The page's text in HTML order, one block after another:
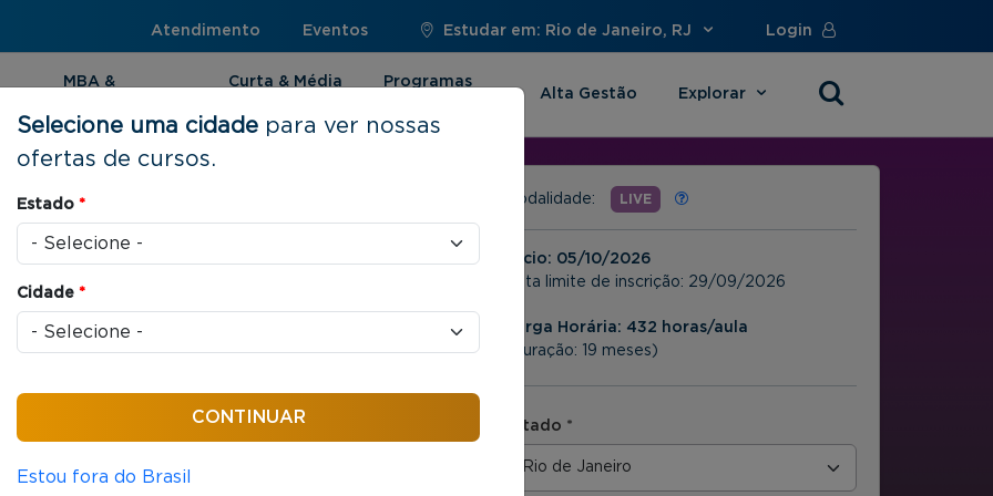
Atendimento Eventos Estudar em: Rio de Janeiro, RJ Login
MBA &
Curta & Média
Programas
Alta Gestão Explorar
Modalidade: LIVE
Início: 05/10/2026
Data limite de inscrição: 29/09/2026
Carga Horária: 432 horas/aula
(Duração: 19 meses)
Estado *
Capital e Investimentos em Startups
/ aula
Venture
em Startups
Selecione uma cidade para ver nossas
ofertas de cursos.
Estado *
Cidade *
Estou fora do Brasil